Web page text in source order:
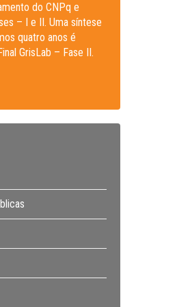
do CNPq e
– I e II. Uma síntese
quatro anos é
GrisLab – Fase II.